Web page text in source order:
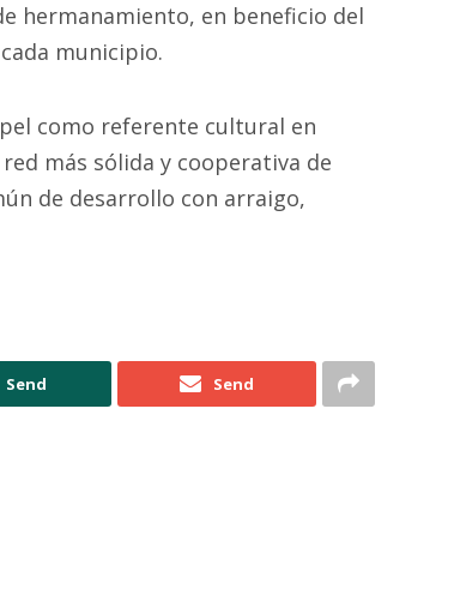
hermanamiento, en beneficio del
municipio.
como referente cultural en
más sólida y cooperativa de
de desarrollo con arraigo,
Send Send